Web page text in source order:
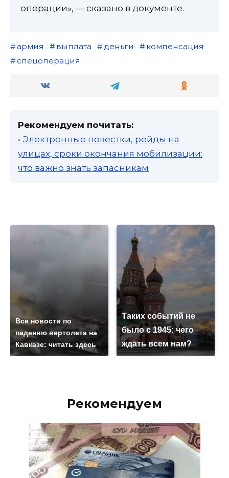
операции», — сказано в документе.
армия выплата деньги
компенсация
спецоперация
Рекомендуем почитать:
• Электронные повестки, рейды на
улицах, сроки окончания мобилизации:
что важно знать запасникам
Все новости по
падению вертолета на
Кавказе: читать здесь
Таких событий не
было с 1945: чего
ждать всем нам?
Рекомендуем